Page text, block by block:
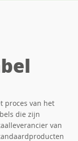
proces van het
die zijn
van